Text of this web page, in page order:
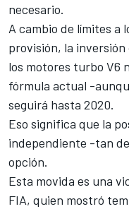
necesario.
A cambio de límites a
provisión, la
los motores turbo V6
fórmula actual -
seguirá hasta 2020.
Eso significa que la
independiente -tan
opción.
Esta movida es una
FIA, quien mostró